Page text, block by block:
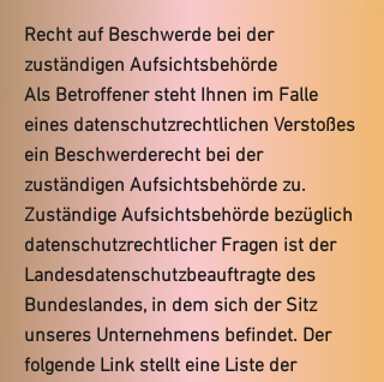
Recht auf Beschwerde bei der
zuständigen Aufsichtsbehörde
Als Betroffener steht Ihnen im Falle
eines datenschutzrechtlichen Verstoßes
ein Beschwerderecht bei der
zuständigen Aufsichtsbehörde zu.
Zuständige Aufsichtsbehörde bezüglich
datenschutzrechtlicher Fragen ist der
Landesdatenschutzbeauftragte des
Bundeslandes, in dem sich der Sitz
unseres Unternehmens befindet. Der
folgende Link stellt eine Liste der